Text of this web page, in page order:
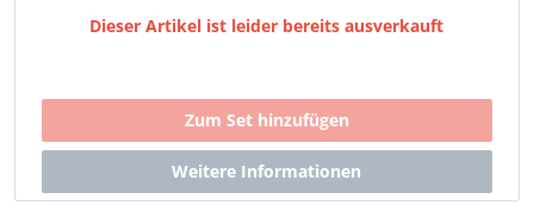
Dieser Artikel ist leider bereits ausverkauft